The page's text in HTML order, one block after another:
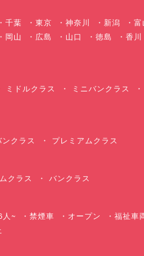
千葉 東京 神奈川 新潟 富
岡山 広島 山口 徳島 香川
ミドルクラス ミニバンクラス
ンクラス プレミアムクラス
クラス バンクラス
人~ 禁煙車 オープン 福祉車